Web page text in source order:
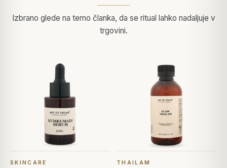
Izbrano glede na temo članka, da se ritual lahko nadaljuje v
trgovini.
SKINCARE THAILAM